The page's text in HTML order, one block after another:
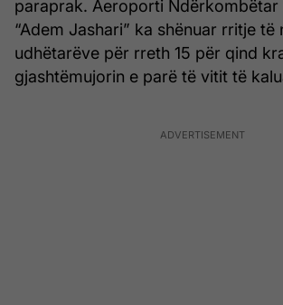
paraprak. Aeroporti Ndërkombëtar
“Adem Jashari” ka shënuar rritje të
udhëtarëve për rreth 15 për qind
gjashtëmujorin e parë të vitit të